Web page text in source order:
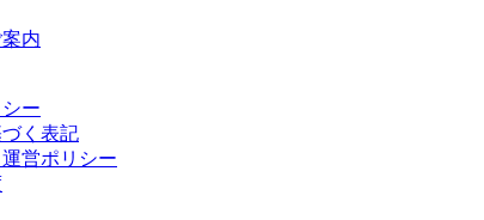
内
ー
く表記
営ポリシー